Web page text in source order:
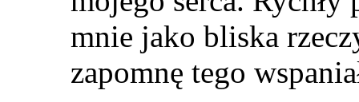
mnie jako bliska
zapomnę tego